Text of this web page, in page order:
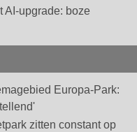
AI-upgrade: boze
Europa-Park:
zitten constant op